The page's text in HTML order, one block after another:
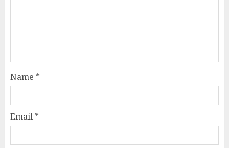
Name *
Email *